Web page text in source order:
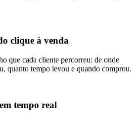
clique à venda
que cada cliente percorreu: de onde
quanto tempo levou e quando comprou.
tempo real